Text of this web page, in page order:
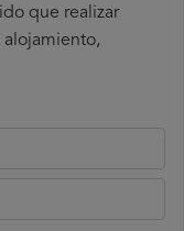
que realizar
alojamiento,